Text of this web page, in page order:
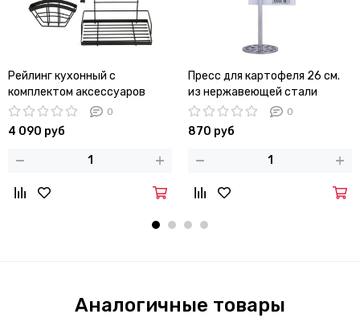
Рейлинг кухонный с
комплектом аксессуаров
Kamille KM 8862
0
4 090 руб
Пресс для картофеля 26 см.
из нержавеющей стали
Kamille КМ-5050
0
870 руб
Аналогичные товары